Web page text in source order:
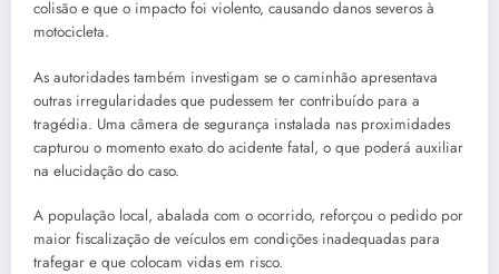
colisão e que o impacto foi violento, causando danos severos à
motocicleta.
As autoridades também investigam se o caminhão apresentava
outras irregularidades que pudessem ter contribuído para a
tragédia. Uma câmera de segurança instalada nas proximidades
capturou o momento exato do acidente fatal, o que poderá auxiliar
na elucidação do caso.
A população local, abalada com o ocorrido, reforçou o pedido por
maior fiscalização de veículos em condições inadequadas para
trafegar e que colocam vidas em risco.